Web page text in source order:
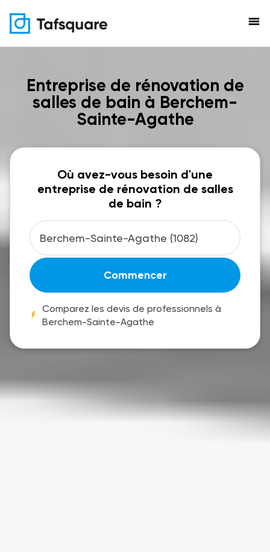
menu
Entreprise de rénovation de
salles de bain à Berchem-
Sainte-Agathe
Où avez-vous besoin d'une
entreprise de rénovation de salles
de bain ?
Commencer
Comparez les devis de professionnels à
Berchem-Sainte-Agathe